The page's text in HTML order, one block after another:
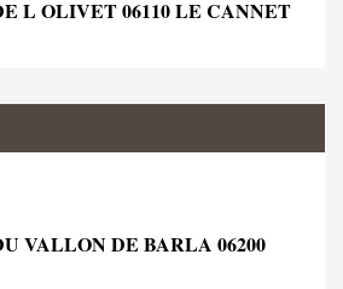
L OLIVET 06110 LE CANNET
VALLON DE BARLA 06200